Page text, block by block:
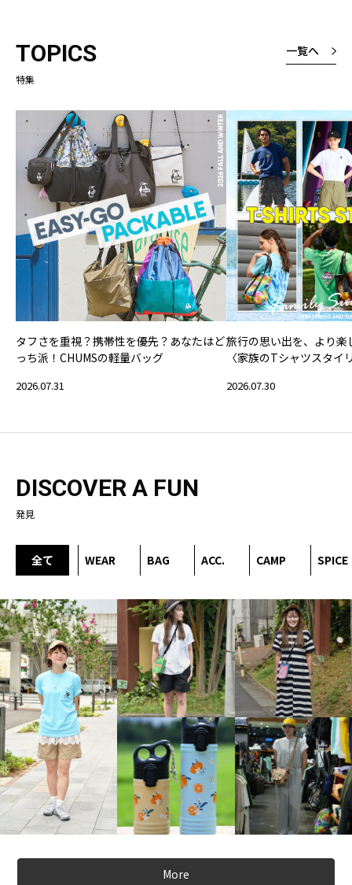
TOPICS
特集
一覧へ
タフさを重視？携帯性を優先？あなたはど
っち派！CHUMSの軽量バッグ
2026.07.31
旅行の思い出を、より楽
〈家族のTシャツスタイ
2026.07.30
DISCOVER A FUN
発見
全て WEAR BAG ACC. CAMP SPICE
More